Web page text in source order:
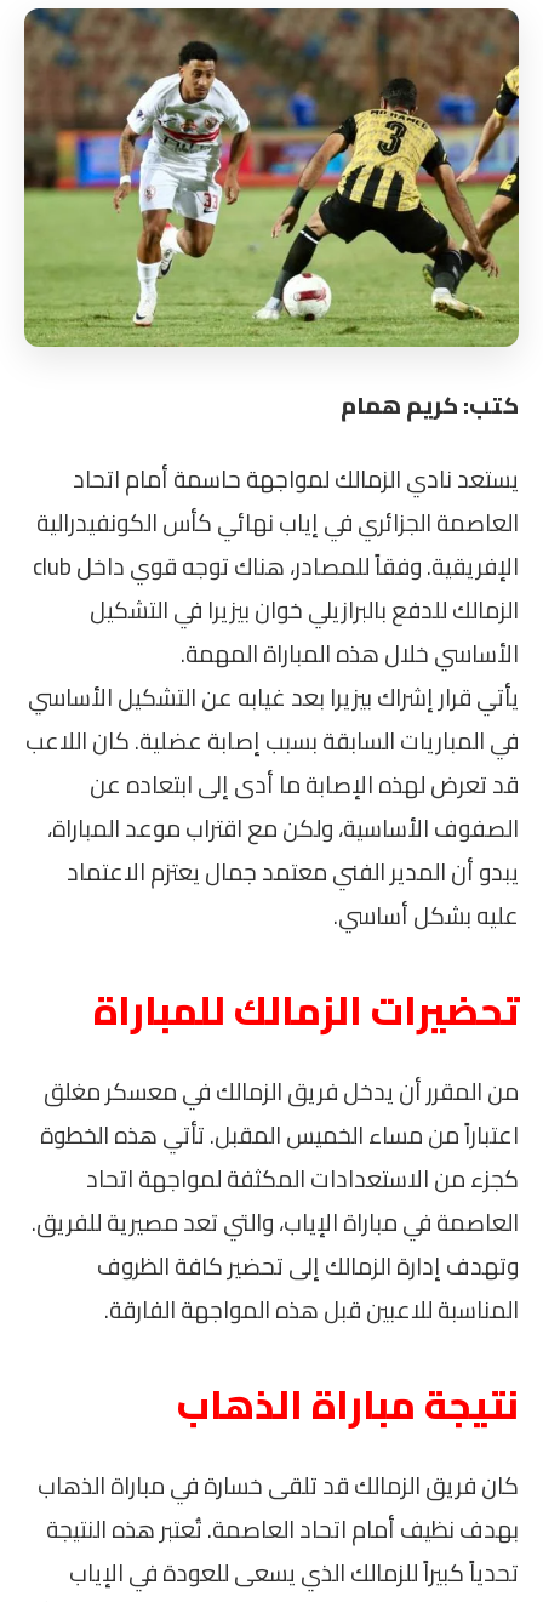
كتب: كريم همام
يستعد نادي الزمالك لمواجهة حاسمة أمام اتحاد
العاصمة الجزائري في إياب نهائي كأس الكونفيدرالية
الإفريقية. وفقاً للمصادر، هناك توجه قوي داخل club
الزمالك للدفع بالبرازيلي خوان بيزيرا في التشكيل
الأساسي خلال هذه المباراة المهمة.
يأتي قرار إشراك بيزيرا بعد غيابه عن التشكيل الأساسي
في المباريات السابقة بسبب إصابة عضلية. كان اللاعب
قد تعرض لهذه الإصابة ما أدى إلى ابتعاده عن
الصفوف الأساسية، ولكن مع اقتراب موعد المباراة،
يبدو أن المدير الفني معتمد جمال يعتزم الاعتماد
عليه بشكل أساسي.
تحضيرات الزمالك للمباراة
من المقرر أن يدخل فريق الزمالك في معسكر مغلق
اعتباراً من مساء الخميس المقبل. تأتي هذه الخطوة
كجزء من الاستعدادات المكثفة لمواجهة اتحاد
العاصمة في مباراة الإياب، والتي تعد مصيرية للفريق.
وتهدف إدارة الزمالك إلى تحضير كافة الظروف
المناسبة للاعبين قبل هذه المواجهة الفارقة.
نتيجة مباراة الذهاب
كان فريق الزمالك قد تلقى خسارة في مباراة الذهاب
بهدف نظيف أمام اتحاد العاصمة. تُعتبر هذه النتيجة
تحدياً كبيراً للزمالك الذي يسعى للعودة في الإياب